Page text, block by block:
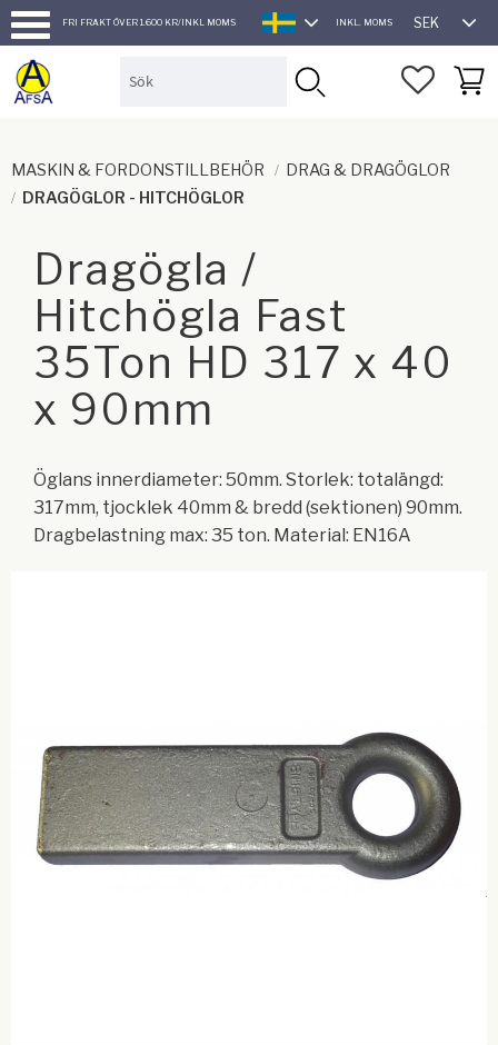
Meny
FRI FRAKT ÖVER 1.600 KR/INKL MOMS
SVENSKA
INKL. MOMS SEK
MASKIN & FORDONSTILLBEHÖR
DRAG & DRAGÖGLOR
DRAGÖGLOR - HITCHÖGLOR
Dragögla /
Hitchögla Fast
35Ton HD 317 x 40
x 90mm
Öglans innerdiameter: 50mm. Storlek: totalängd:
317mm, tjocklek 40mm & bredd (sektionen) 90mm.
Dragbelastning max: 35 ton. Material: EN16A